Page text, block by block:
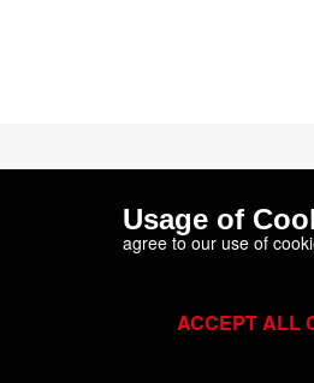
Usage of
agree to our use of
ACCEPT ALL
Tel.+46